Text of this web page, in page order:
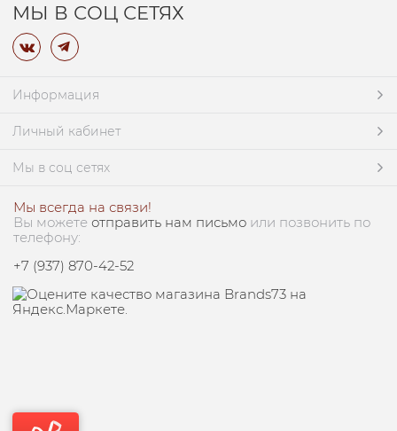
МЫ В СОЦ СЕТЯХ
Информация
Личный кабинет
Мы в соц сетях
Мы всегда на связи!
Вы можете отправить нам письмо или позвонить по
телефону:
+7 (937) 870-42-52